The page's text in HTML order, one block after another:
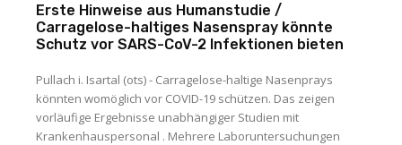
Erste Hinweise aus Humanstudie /
Carragelose-haltiges Nasenspray könnte
Schutz vor SARS-CoV-2 Infektionen bieten
Pullach i. Isartal (ots) - Carragelose-haltige Nasenprays
könnten womöglich vor COVID-19 schützen. Das zeigen
vorläufige Ergebnisse unabhängiger Studien mit
Krankenhauspersonal . Mehrere Laboruntersuchungen